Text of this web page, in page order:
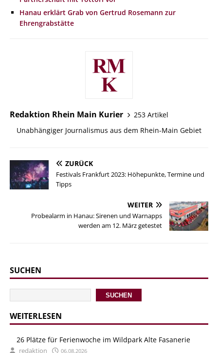
Hanau erklärt Grab von Gertrud Rosemann zur
Ehrengrabstätte
Redaktion Rhein Main Kurier
253 Artikel
Unabhängiger Journalismus aus dem Rhein-Main Gebiet
ZURÜCK
Festivals Frankfurt 2023: Höhepunkte, Termine und
Tipps
WEITER
Probealarm in Hanau: Sirenen und Warnapps
werden am 12. März getestet
SUCHEN
SUCHEN
WEITERLESEN
26 Plätze für Ferienwoche im Wildpark Alte Fasanerie
redaktion 06.08.2026